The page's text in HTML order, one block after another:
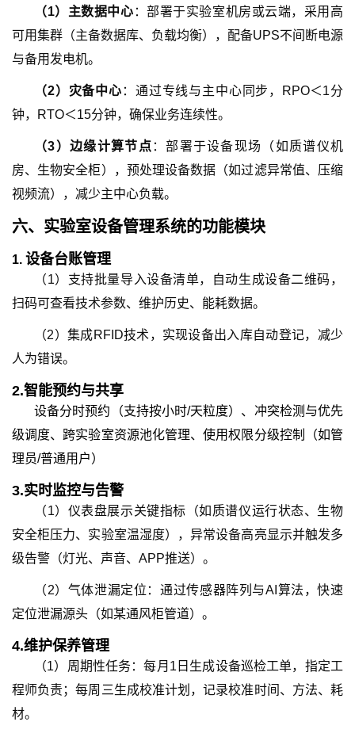
（1） 主数据中心 ：部署于实验室机房或云端，采用高
可用集群（主备数据库、负载均衡），配备UPS不间断电源
与备用发电机。
（2） 灾备中心 ：通过专线与主中心同步，RPO＜1分
钟，RTO＜15分钟，确保业务连续性。
（3） 边缘计算节点 ：部署于设备现场（如质谱仪机
房、生物安全柜），预处理设备数据（如过滤异常值、压缩
视频流），减少主中心负载。
六、 实验室设备管理系统的功能模块
1. 设备台账管理
（1）支持批量导入设备清单，自动生成设备二维码，
扫码可查看技术参数、维护历史、能耗数据。
（2）集成RFID技术，实现设备出入库自动登记，减少
人为错误。
2.智能预约与共享
设备分时预约（支持按小时/天粒度）、冲突检测与优先
级调度、跨实验室资源池化管理、使用权限分级控制（如管
理员/普通用户）
3.实时监控与告警
（1）仪表盘展示关键指标（如质谱仪运行状态、生物
安全柜压力、实验室温湿度），异常设备高亮显示并触发多
级告警（灯光、声音、APP推送）。
（2）气体泄漏定位：通过传感器阵列与AI算法，快速
定位泄漏源头（如某通风柜管道）。
4.维护保养管理
（1）周期性任务：每月1日生成设备巡检工单，指定工
程师负责；每周三生成校准计划，记录校准时间、方法、耗
材。